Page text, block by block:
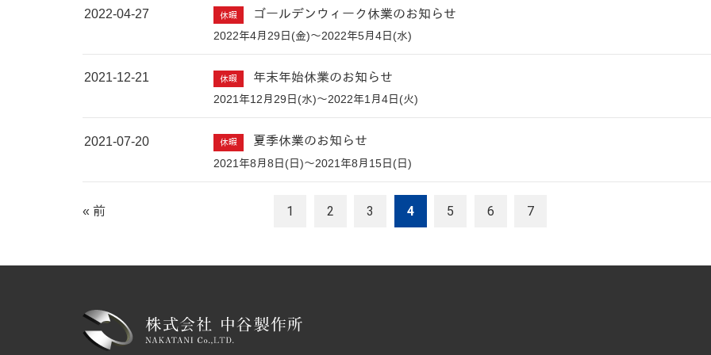
2022-04-27 休暇 ゴールデンウィーク休業のお知らせ
2022年4月29日(金)～2022年5月4日(水)
2021-12-21 休暇 年末年始休業のお知らせ
2021年12月29日(水)～2022年1月4日(火)
2021-07-20 休暇 夏季休業のお知らせ
2021年8月8日(日)～2021年8月15日(日)
« 前 1 2 3 4 5 6 7